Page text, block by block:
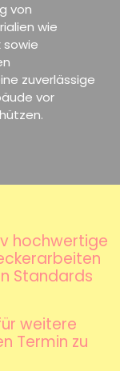
von
wie
sowie
zuverlässige
vor
hochwertige
Standards
weitere
Termin zu